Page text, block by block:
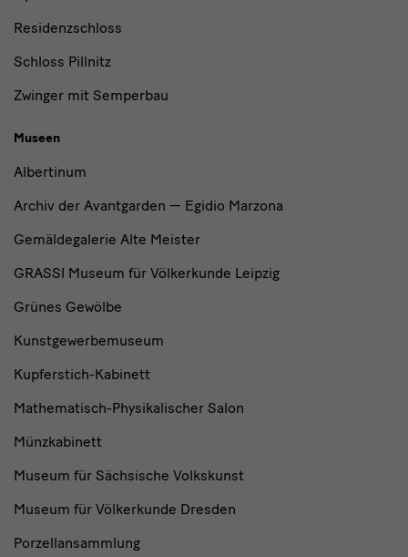
Residenzschloss
Schloss Pillnitz
Zwinger mit Semperbau
Museen
Albertinum
Archiv der Avantgarden — Egidio Marzona
Gemäldegalerie Alte Meister
GRASSI Museum für Völkerkunde Leipzig
Grünes Gewölbe
Kunstgewerbemuseum
Kupferstich-Kabinett
Mathematisch-Physikalischer Salon
Münzkabinett
Museum für Sächsische Volkskunst
Museum für Völkerkunde Dresden
Porzellansammlung